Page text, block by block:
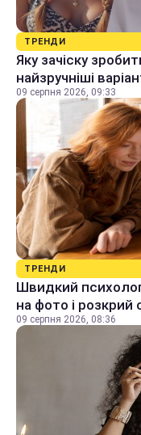
ТРЕНДИ
Яку зачіску
найзручніші
09 серпня 2026, 09:33
ТРЕНДИ
Швидкий
на фото і розкрий
09 серпня 2026, 08:36